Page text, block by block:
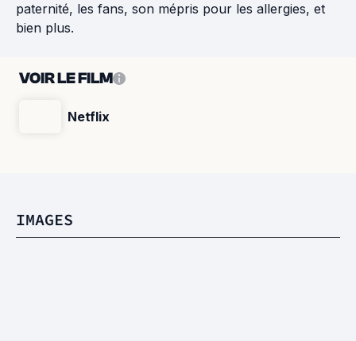
paternité, les fans, son mépris pour les allergies, et
bien plus.
VOIR LE FILM
Netflix
IMAGES